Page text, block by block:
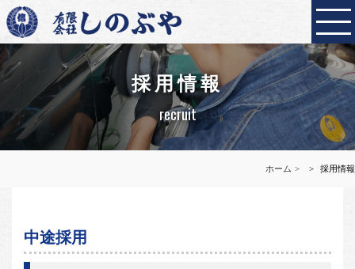
採用情報
recruit
ホーム 採用情報
中途採用